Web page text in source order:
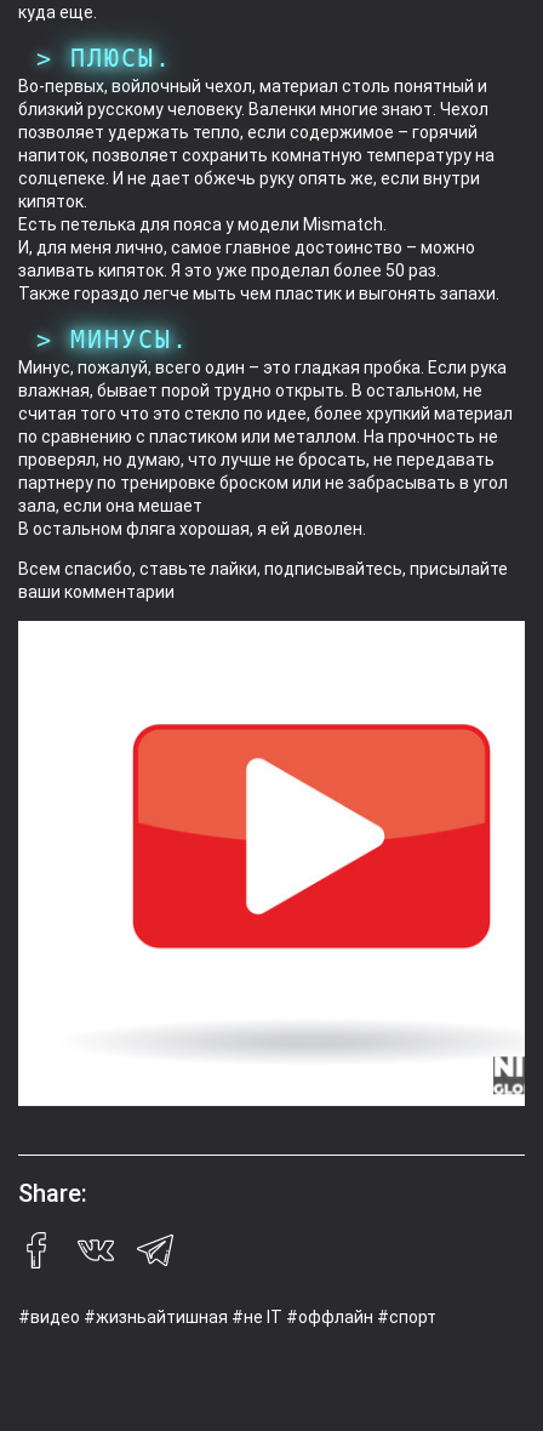
куда еще.
ПЛЮСЫ.
Во-первых, войлочный чехол, материал столь понятный и
близкий русскому человеку. Валенки многие знают. Чехол
позволяет удержать тепло, если содержимое – горячий
напиток, позволяет сохранить комнатную температуру на
солцепеке. И не дает обжечь руку опять же, если внутри
кипяток.
Есть петелька для пояса у модели Mismatch.
И, для меня лично, самое главное достоинство – можно
заливать кипяток. Я это уже проделал более 50 раз.
Также гораздо легче мыть чем пластик и выгонять запахи.
МИНУСЫ.
Минус, пожалуй, всего один – это гладкая пробка. Если рука
влажная, бывает порой трудно открыть. В остальном, не
считая того что это стекло по идее, более хрупкий материал
по сравнению с пластиком или металлом. На прочность не
проверял, но думаю, что лучше не бросать, не передавать
партнеру по тренировке броском или не забрасывать в угол
зала, если она мешает
В остальном фляга хорошая, я ей доволен.
Всем спасибо, ставьте лайки, подписывайтесь, присылайте
ваши комментарии
Share:
#видео #жизньайтишная #не IT #оффлайн #спорт